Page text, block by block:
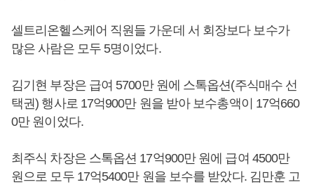
셀트리온헬스케어 직원들 가운데 서 회장보다 보수가
많은 사람은 모두 5명이었다.
김기현 부장은 급여 5700만 원에 스톡옵션(주식매수 선
택권) 행사로 17억900만 원을 받아 보수총액이 17억660
0만 원이었다.
최주식 차장은 스톡옵션 17억900만 원에 급여 4500만
원으로 모두 17억5400만 원을 보수를 받았다. 김만훈 고